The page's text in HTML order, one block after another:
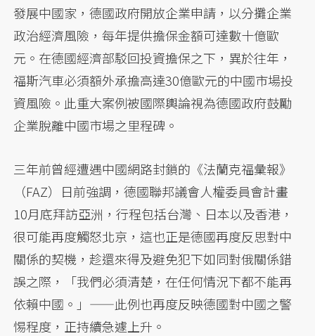
發展中國家，德國政府開放企業申請，以分攤企業
政治經濟風險，每年提供擔保金額可達數十億歐
元。在德國經濟部駁回投資擔保之下，異於往年，
福斯汽車必須額外承擔高達30億歐元的中國市場投
資風險。此重大案例被國際輿論視為德國政府鼓勵
企業脫離中國市場之里程碑。
三年前曾經遭遇中國網路封鎖的《法蘭克福彙報》
（FAZ）日前強調，德國聯邦議會人權委員會計畫
10月底拜訪亞洲，行程包括台灣、日本以及香港，
很可能再度觸怒北京，這也正是德國再度反思對中
關係的契機，趁還來得及避免犯下如同對俄關係錯
誤之際，「我們必須清楚，在任何情況下都不能再
依賴中國。」——此例也再度反映德國對中國之警
惕程度，正持續急遽上升。